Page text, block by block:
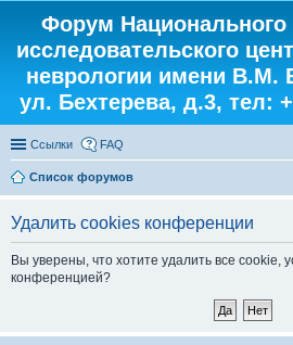
Форум Национального
исследовательского
неврологии имени В.М.
ул. Бехтерева, д.3, тел:
Ссылки FAQ
Список форумов
Удалить cookies конференции
Вы уверены, что хотите удалить все cookie,
конференцией?